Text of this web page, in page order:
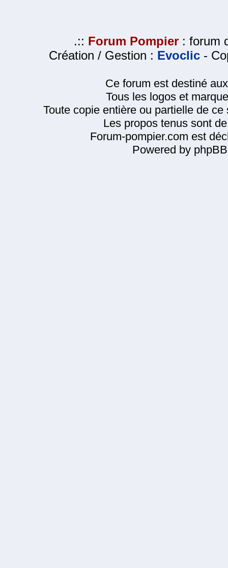
.:: Forum Pompier : forum
Création / Gestion : Evoclic -
Ce forum est destiné
Tous les logos et
Toute copie entière ou partielle de
Les propos tenus sont
Forum-pompier.com est
Powered by